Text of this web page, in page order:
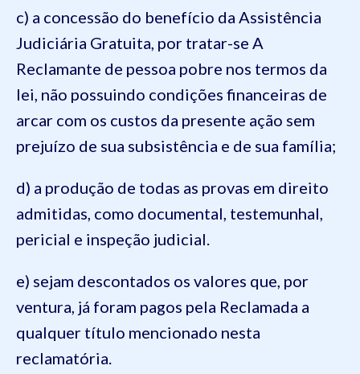
c) a concessão do benefício da Assistência
Judiciária Gratuita, por tratar-se A
Reclamante de pessoa pobre nos termos da
lei, não possuindo condições financeiras de
arcar com os custos da presente ação sem
prejuízo de sua subsistência e de sua família;
d) a produção de todas as provas em direito
admitidas, como documental, testemunhal,
pericial e inspeção judicial.
e) sejam descontados os valores que, por
ventura, já foram pagos pela Reclamada a
qualquer título mencionado nesta
reclamatória.